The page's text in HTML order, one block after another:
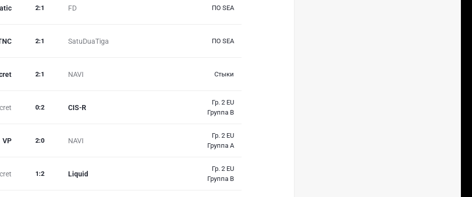
FD
2:1 ПО SEA
SatuDuaTiga
2:1 ПО SEA
NAVI
2:1 Стыки
CIS-R
0:2
Гр. 2 EU
Группа B
VP NAVI
2:0
Гр. 2 EU
Группа A
Liquid
1 :2
Гр. 2 EU
Группа B